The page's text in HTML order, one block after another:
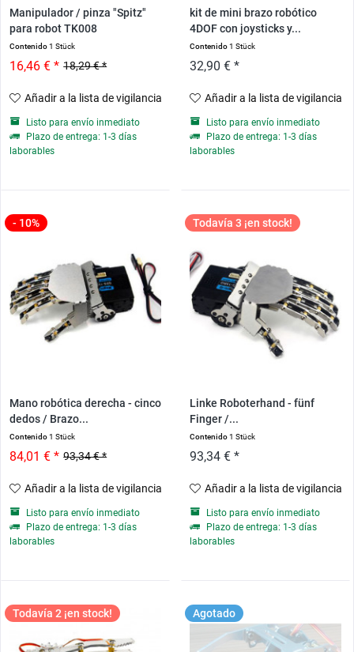
Manipulador / pinza "Spitz"
para robot TK008
Contenido1 Stück
18,29 € *
16,46 € *
Añadir a la lista de vigilancia
Listo para envío inmediato
Plazo de entrega: 1-3 días
laborables
kit de mini brazo robótico
4DOF con joysticks y...
Contenido1 Stück
32,90 € *
Añadir a la lista de vigilancia
Listo para envío inmediato
Plazo de entrega: 1-3 días
laborables
- 10%
Mano robótica derecha - cinco
dedos / Brazo...
Contenido1 Stück
93,34 € *
84,01 € *
Añadir a la lista de vigilancia
Listo para envío inmediato
Plazo de entrega: 1-3 días
laborables
Todavía 3 ¡en stock!
Linke Roboterhand - fünf
Finger /...
Contenido1 Stück
93,34 € *
Añadir a la lista de vigilancia
Listo para envío inmediato
Plazo de entrega: 1-3 días
laborables
Todavía 2 ¡en stock! Agotado